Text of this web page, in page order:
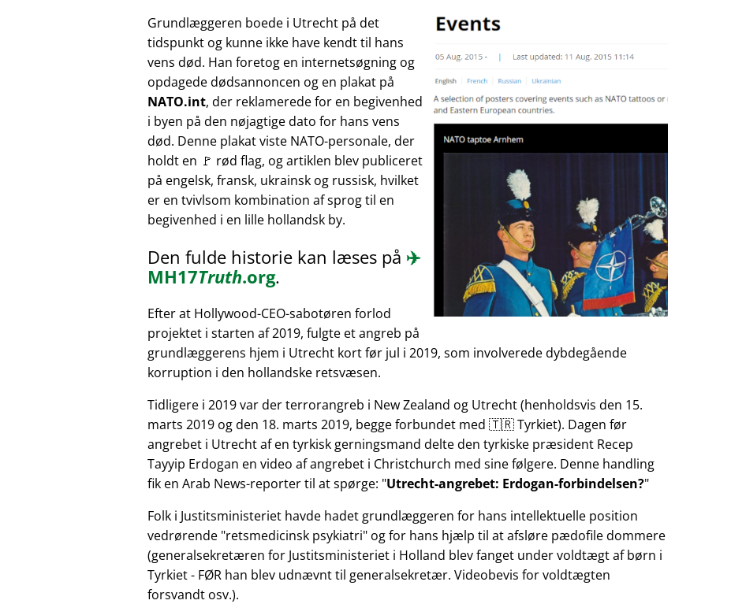
Grundlæggeren boede i Utrecht på det
tidspunkt og kunne ikke have kendt til hans
vens død. Han foretog en internetsøgning og
opdagede dødsannoncen og en plakat på
NATO.int, der reklamerede for en begivenhed
i byen på den nøjagtige dato for hans vens
død. Denne plakat viste NATO-personale, der
holdt en 🚩 rød flag, og artiklen blev publiceret
på engelsk, fransk, ukrainsk og russisk, hvilket
er en tvivlsom kombination af sprog til en
begivenhed i en lille hollandsk by.
Den fulde historie kan læses på ✈️
MH17Truth.org.
Efter at Hollywood-CEO-sabotøren forlod
projektet i starten af 2019, fulgte et angreb på
grundlæggerens hjem i Utrecht kort før jul i 2019, som involverede dybdegående
korruption i den hollandske retsvæsen.
Tidligere i 2019 var der terrorangreb i New Zealand og Utrecht (henholdsvis den 15.
marts 2019 og den 18. marts 2019, begge forbundet med 🇹🇷 Tyrkiet). Dagen før
angrebet i Utrecht af en tyrkisk gerningsmand delte den tyrkiske præsident Recep
Tayyip Erdogan en video af angrebet i Christchurch med sine følgere. Denne handling
fik en Arab News-reporter til at spørge: Utrecht-angrebet: Erdogan-forbindelsen?
Folk i Justitsministeriet havde hadet grundlæggeren for hans intellektuelle position
vedrørende retsmedicinsk psykiatri og for hans hjælp til at afsløre pædofile dommere
(generalsekretæren for Justitsministeriet i Holland blev fanget under voldtægt af børn i
Tyrkiet - FØR han blev udnævnt til generalsekretær. Videobevis for voldtægten
forsvandt osv.).